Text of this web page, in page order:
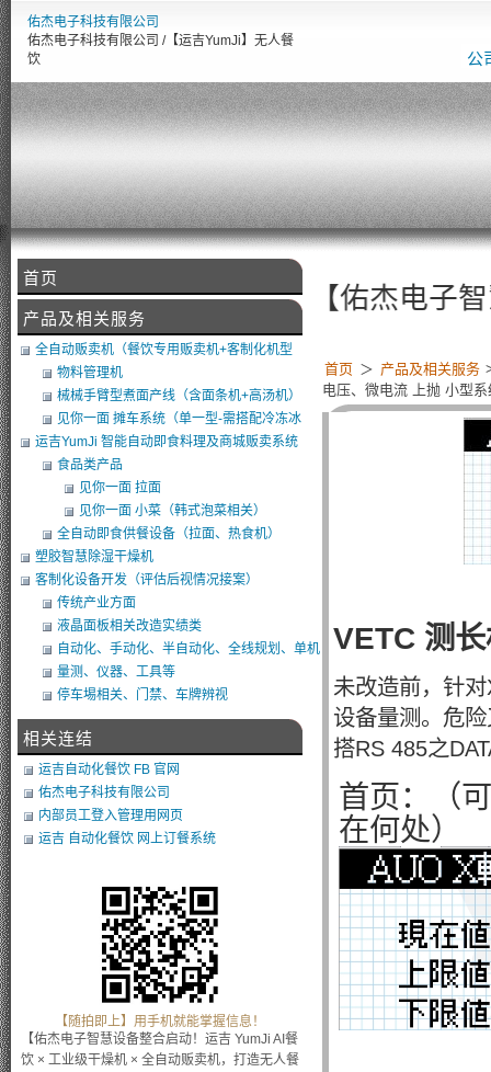
佑杰电子科技有限公司
佑杰电子科技有限公司 /【运吉YumJi】无人餐
饮
公
【佑杰电子智
首页 ＞ 产品及相关服务
电压、微电流 上抛 小型系
VETC 测
未改造前，针
设备量测。危
搭RS 485之
首页：（
在何处）
首页
产品及相关服务
全自动贩卖机（餐饮专用贩卖机+客制化机型
+软体开发）
物料管理机
械械手臂型煮面产线（含面条机+高汤机）
（可搭POS）
见你一面 摊车系统（单一型-需搭配冷冻冰
库）
运吉YumJi 智能自动即食料理及商城贩卖系统
食品类产品
见你一面 拉面
见你一面 小菜（韩式泡菜相关）
全自动即食供餐设备（拉面、热食机）
塑胶智慧除湿干燥机
客制化设备开发（评估后视情况接案）
传统产业方面
液晶面板相关改造实绩类
自动化、手动化、半自动化、全线规划、单机
类改造
量测、仪器、工具等
停车埸相关、门禁、车牌辨视
相关连结
运吉自动化餐饮 FB 官网
佑杰电子科技有限公司
内部员工登入管理用网页
运吉 自动化餐饮 网上订餐系统
【随拍即上】用手机就能掌握信息！
【佑杰电子智慧设备整合启动！运吉 YumJi AI餐
饮 × 工业级干燥机 × 全自动贩卖机，打造无人餐